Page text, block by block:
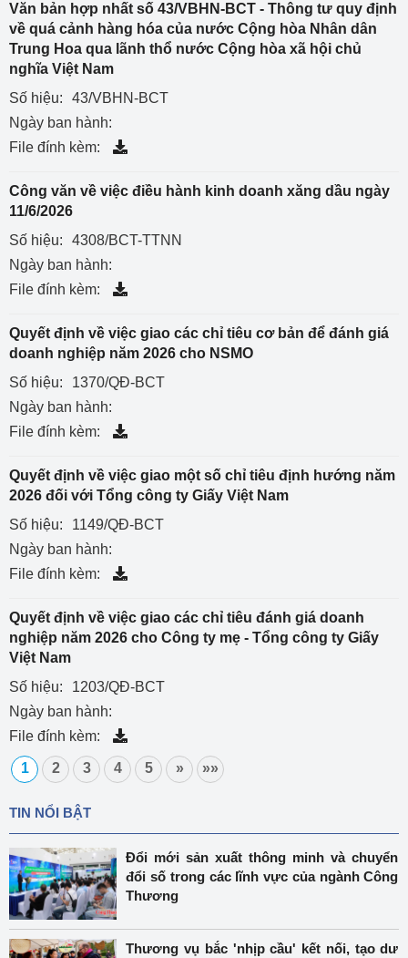
Văn bản hợp nhất số 43/VBHN-BCT - Thông tư quy định
về quá cảnh hàng hóa của nước Cộng hòa Nhân dân
Trung Hoa qua lãnh thổ nước Cộng hòa xã hội chủ
nghĩa Việt Nam
Số hiệu:
43/VBHN-BCT
Ngày ban hành:
File đính kèm:
Công văn về việc điều hành kinh doanh xăng dầu ngày
11/6/2026
Số hiệu:
4308/BCT-TTNN
Ngày ban hành:
File đính kèm:
Quyết định về việc giao các chỉ tiêu cơ bản để đánh giá
doanh nghiệp năm 2026 cho NSMO
Số hiệu:
1370/QĐ-BCT
Ngày ban hành:
File đính kèm:
Quyết định về việc giao một số chỉ tiêu định hướng năm
2026 đối với Tổng công ty Giấy Việt Nam
Số hiệu:
1149/QĐ-BCT
Ngày ban hành:
File đính kèm:
Quyết định về việc giao các chỉ tiêu đánh giá doanh
nghiệp năm 2026 cho Công ty mẹ - Tổng công ty Giấy
Việt Nam
Số hiệu:
1203/QĐ-BCT
Ngày ban hành:
File đính kèm:
1 2 3 4 5 » »»
TIN NỔI BẬT
Đổi mới sản xuất thông minh và chuyển
đổi số trong các lĩnh vực của ngành Công
Thương
Thương vụ bắc 'nhịp cầu' kết nối, tạo dư